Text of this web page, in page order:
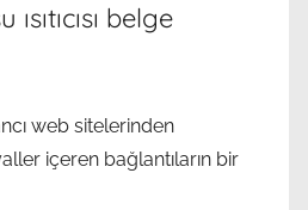
belge
web sitelerinden
içeren bağlantıların bir